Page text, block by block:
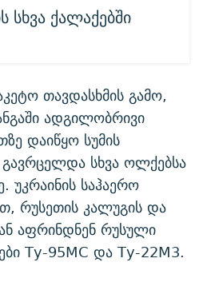
სხვა ქალაქებში
თავდასხმის გამო,
ადგილობრივი
დაიწყო სუმის
სხვა ოლქებსა
უკრაინის საჰაერო
რუსეთის კალუგის და
აფრინდნენ რუსული
Ту-95МС და Ту-22М3.